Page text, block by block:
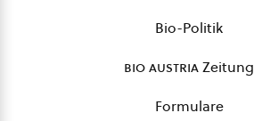
Bio-Politik
bio austriaZeitung
Formulare